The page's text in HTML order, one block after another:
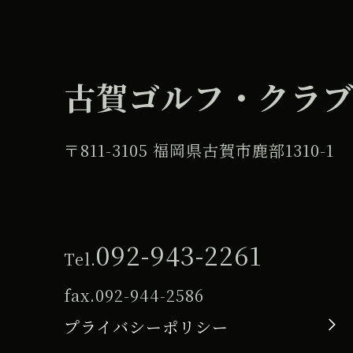
古賀ゴルフ・クラ
〒811-3105 福岡県古賀市鹿部1310-1
Tel.092-943-2261
fax.092-944-2586
プライバシーポリシー